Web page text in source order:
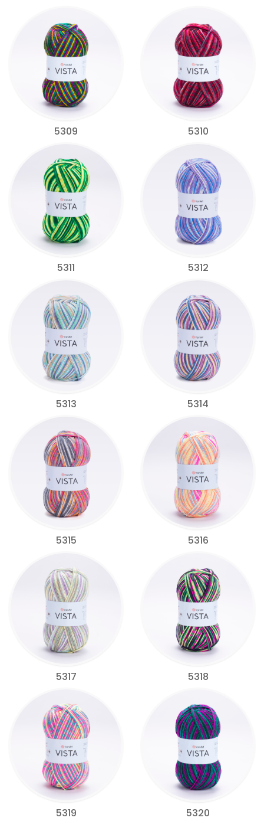
5309 5310
5311 5312
5313 5314
5315 5316
5317 5318
5319 5320